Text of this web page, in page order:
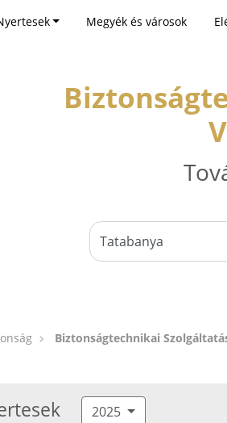
Megyék és városok
Biztonságtechnikai
2025